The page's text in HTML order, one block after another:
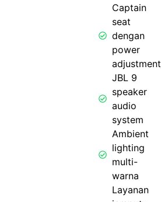
Captain
seat
dengan
power
adjustment
JBL 9
speaker
audio
system
Ambient
lighting
multi-
warna
Layanan